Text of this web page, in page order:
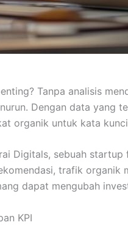
Tanpa analisis
Dengan data yang
organik untuk kata
Digitals, sebuah
trafik organik
dapat mengubah
KPI